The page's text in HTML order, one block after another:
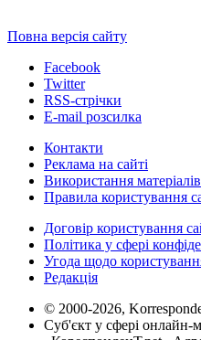
Повна версія сайту
Facebook
Twitter
RSS-стрічки
E-mail розсилка
Контакти
Реклама на сайті
Використання
Правила користування
Договір користування
Політика у сфері
Угода щодо
Редакція
© 2000-2026,
Суб'єкт у сфері онлайн-